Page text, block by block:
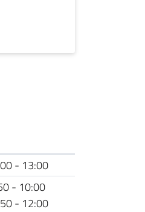
- 13:00
- 10:00
- 12:00